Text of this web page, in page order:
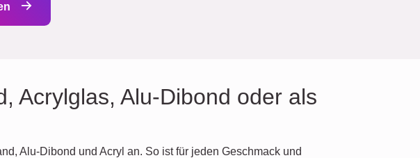
Acrylglas, Alu-Dibond oder als
Alu-Dibond und Acryl an. So ist für jeden Geschmack und